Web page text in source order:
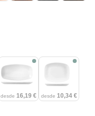
desde 16,19 € desde 10,34 €